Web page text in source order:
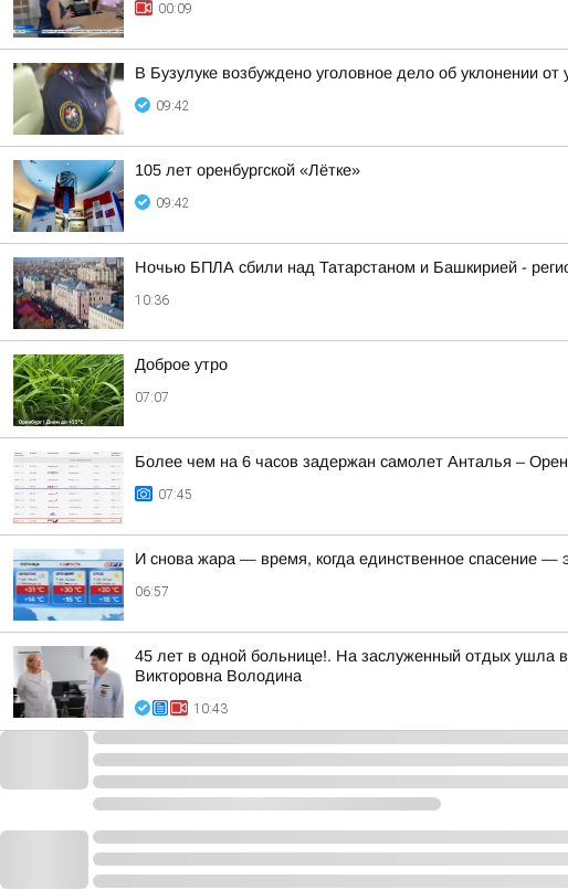
00:09
В Бузулуке возбуждено уголовное дело об уклонении
09:42
105 лет оренбургской «Лётке»
09:42
Ночью БПЛА сбили над Татарстаном и Башкирией -
10:36
Доброе утро
07:07
Более чем на 6 часов задержан самолет Анталья –
07:45
И снова жара — время, когда единственное спасение —
06:57
45 лет в одной больнице!. На заслуженный отдых ушла
Викторовна Володина
10:43